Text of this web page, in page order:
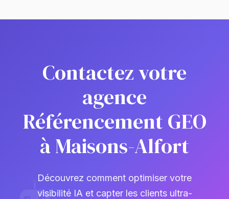
Contactez votre
agence
Référencement GEO
à Maisons-Alfort
Découvrez comment optimiser votre
visibilité IA et capter les clients ultra-